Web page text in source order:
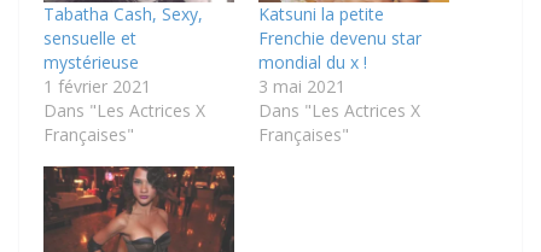
Tabatha Cash, Sexy,
sensuelle et
mystérieuse
1 février 2021
Dans "Les Actrices X
Françaises"
Katsuni la petite
Frenchie devenu star
mondial du x !
3 mai 2021
Dans "Les Actrices X
Françaises"